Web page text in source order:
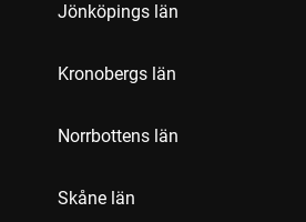
Jönköpings län
Kronobergs län
Norrbottens län
Skåne län